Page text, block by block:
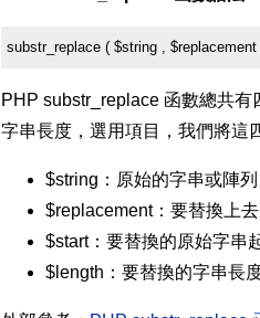
substr_replace ( $string ,
PHP substr_replace 函數總共
字串長度，選用項目，我們將這
$string：原始的字串或陣
$replacement：要替換上
$start：要替換的原始字串
$length：要替換的字串長